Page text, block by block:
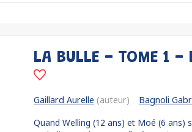
LA BULLE - TOME 1 -
Gaillard Aurelle (auteur) Bagnoli
Quand Welling (12 ans) et Moé (6 ans)